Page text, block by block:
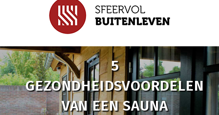
5
GEZONDHEIDSVOORDELEN
VAN EEN SAUNA